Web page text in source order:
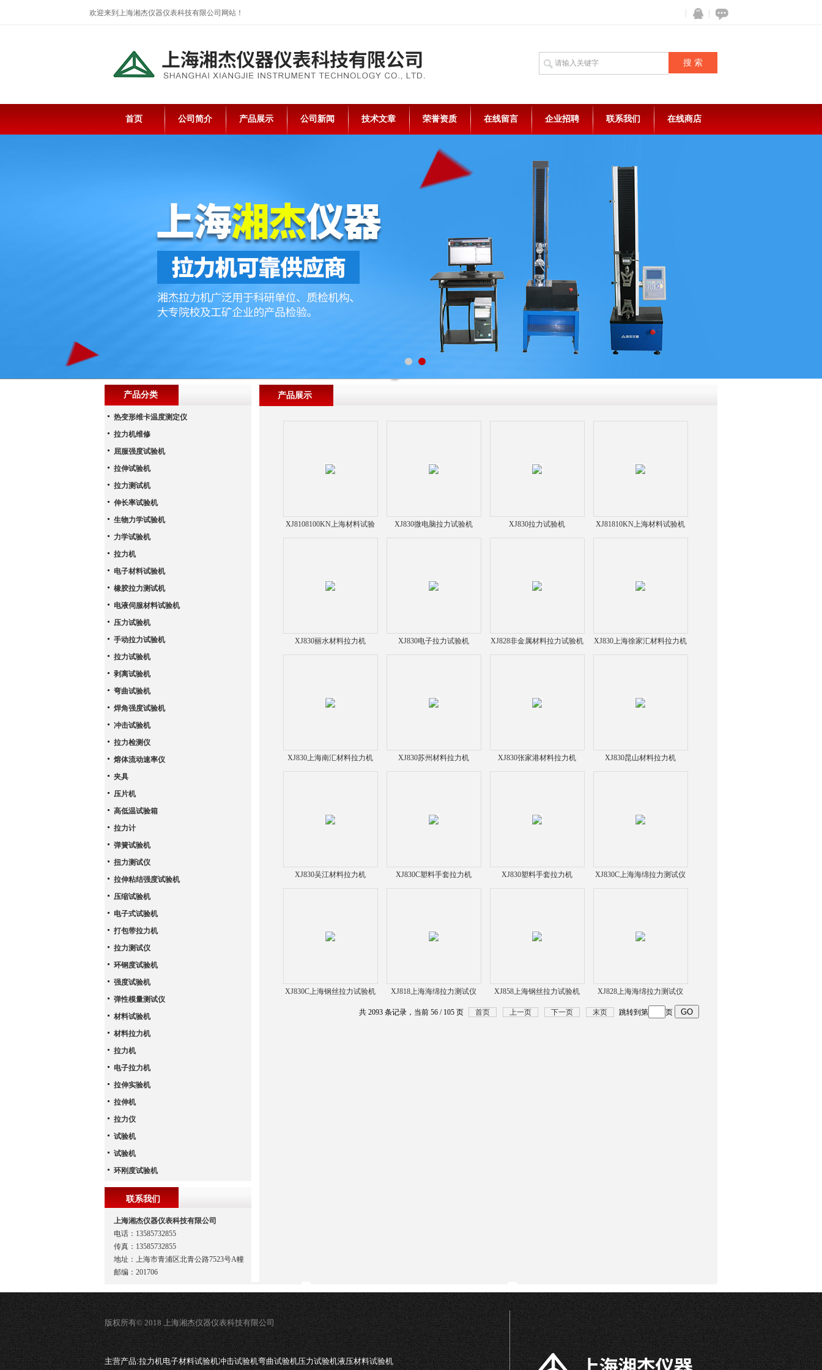
欢迎来到上海湘杰仪器仪表科技有限公司网站！
首页 公司简介 产品展示 公司新闻 技术文章 荣誉资质 在线留言 企业招聘 联系我们 在线商店
产品展示
XJ8108100KN上海材料试验
XJ830微电脑拉力试验机 XJ830拉力试验机 XJ81810KN上海材料试验机
XJ830丽水材料拉力机 XJ830电子拉力试验机 XJ828非金属材料拉力试验机 XJ830上海徐家汇材料拉力机
XJ830上海南汇材料拉力机 XJ830苏州材料拉力机 XJ830张家港材料拉力机 XJ830昆山材料拉力机
XJ830吴江材料拉力机 XJ830C塑料手套拉力机 XJ830塑料手套拉力机 XJ830C上海海绵拉力测试仪
XJ830C上海钢丝拉力试验机 XJ818上海海绵拉力测试仪 XJ858上海钢丝拉力试验机 XJ828上海海绵拉力测试仪
共 2093 条记录，当前 56 / 105 页 首页 上一页 下一页 末页 跳转到第 页
产品分类
热变形维卡温度测定仪
拉力机维修
屈服强度试验机
拉伸试验机
拉力测试机
伸长率试验机
生物力学试验机
力学试验机
拉力机
电子材料试验机
橡胶拉力测试机
电液伺服材料试验机
压力试验机
手动拉力试验机
拉力试验机
剥离试验机
弯曲试验机
焊角强度试验机
冲击试验机
拉力检测仪
熔体流动速率仪
夹具
压片机
高低温试验箱
拉力计
弹簧试验机
扭力测试仪
拉伸粘结强度试验机
压缩试验机
电子式试验机
打包带拉力机
拉力测试仪
环钢度试验机
强度试验机
弹性模量测试仪
材料试验机
材料拉力机
拉力机
电子拉力机
拉伸实验机
拉伸机
拉力仪
试验机
试验机
环刚度试验机
联系我们
上海湘杰仪器仪表科技有限公司
电话：13585732855
传真：13585732855
地址：上海市青浦区北青公路7523号A幢
邮编：201706
版权所有© 2018 上海湘杰仪器仪表科技有限公司
主营产品:拉力机电子材料试验机冲击试验机弯曲试验机压力试验机液压材料试验机